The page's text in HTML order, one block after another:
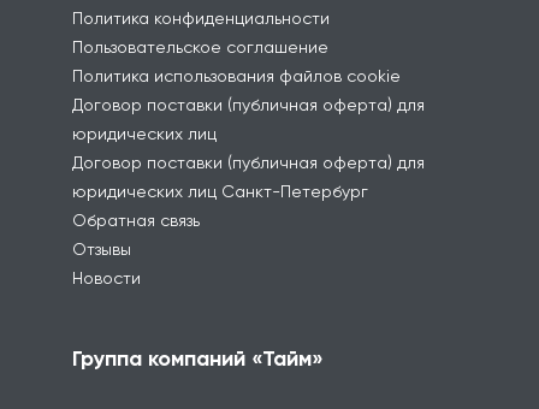
Политика конфиденциальности
Пользовательское соглашение
Политика использования файлов cookie
Договор поставки (публичная оферта) для
юридических лиц
Договор поставки (публичная оферта) для
юридических лиц Санкт-Петербург
Обратная связь
Отзывы
Новости
Группа компаний «Тайм»